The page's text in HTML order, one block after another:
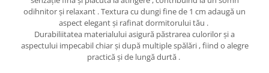
odihnitor și relaxant . Textura cu dungi fine de 1 cm adaugă un
aspect elegant și rafinat dormitorului tău .
Durabiliitatea materialului asigură păstrarea culorilor și a
aspectului impecabil chiar și după multiple spălări , fiind o alegre
practică și de lungă durtă .